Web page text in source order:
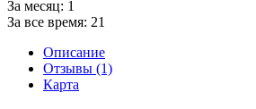
За месяц: 1
За все время: 21
Описание
Отзывы (1)
Карта